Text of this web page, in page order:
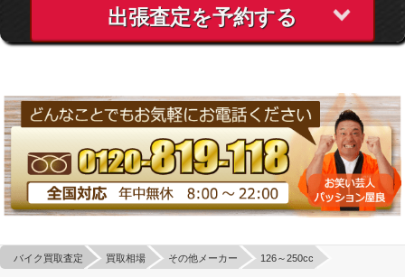
出張査定を予約する
バイク買取査定 買取相場 その他メーカー 126～250cc